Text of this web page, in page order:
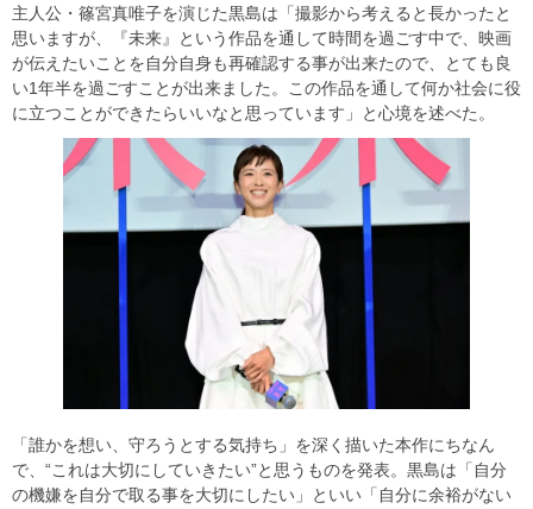
主人公・篠宮真唯子を演じた黒島は「撮影から考えると長かったと
思いますが、『未来』という作品を通して時間を過ごす中で、映画
が伝えたいことを自分自身も再確認する事が出来たので、とても良
い1年半を過ごすことが出来ました。この作品を通して何か社会に役
に立つことができたらいいなと思っています」と心境を述べた。
「誰かを想い、守ろうとする気持ち」を深く描いた本作にちなん
で、“これは大切にしていきたい”と思うものを発表。黒島は「自分
の機嫌を自分で取る事を大切にしたい」といい「自分に余裕がない